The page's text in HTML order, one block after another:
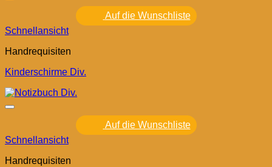
Auf die Wunschliste
Schnellansicht
Handrequisiten
Kinderschirme Div.
Auf die Wunschliste
Schnellansicht
Handrequisiten